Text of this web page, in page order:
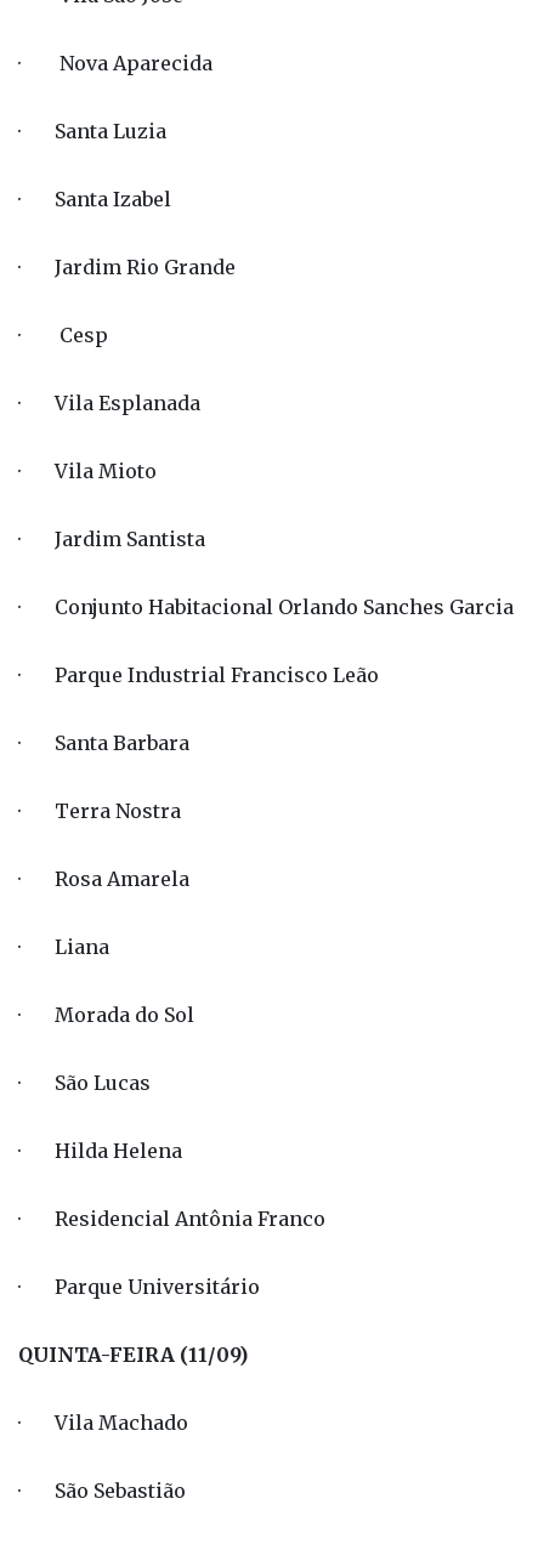
· Nova Aparecida
· Santa Luzia
· Santa Izabel
· Jardim Rio Grande
· Cesp
· Vila Esplanada
· Vila Mioto
· Jardim Santista
· Conjunto Habitacional Orlando Sanches Garcia
· Parque Industrial Francisco Leão
· Santa Barbara
· Terra Nostra
· Rosa Amarela
· Liana
· Morada do Sol
· São Lucas
· Hilda Helena
· Residencial Antônia Franco
· Parque Universitário
QUINTA-FEIRA (11/09)
· Vila Machado
· São Sebastião